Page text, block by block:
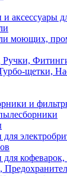
и аксессуары
моющих,
щетки,
и
для
для